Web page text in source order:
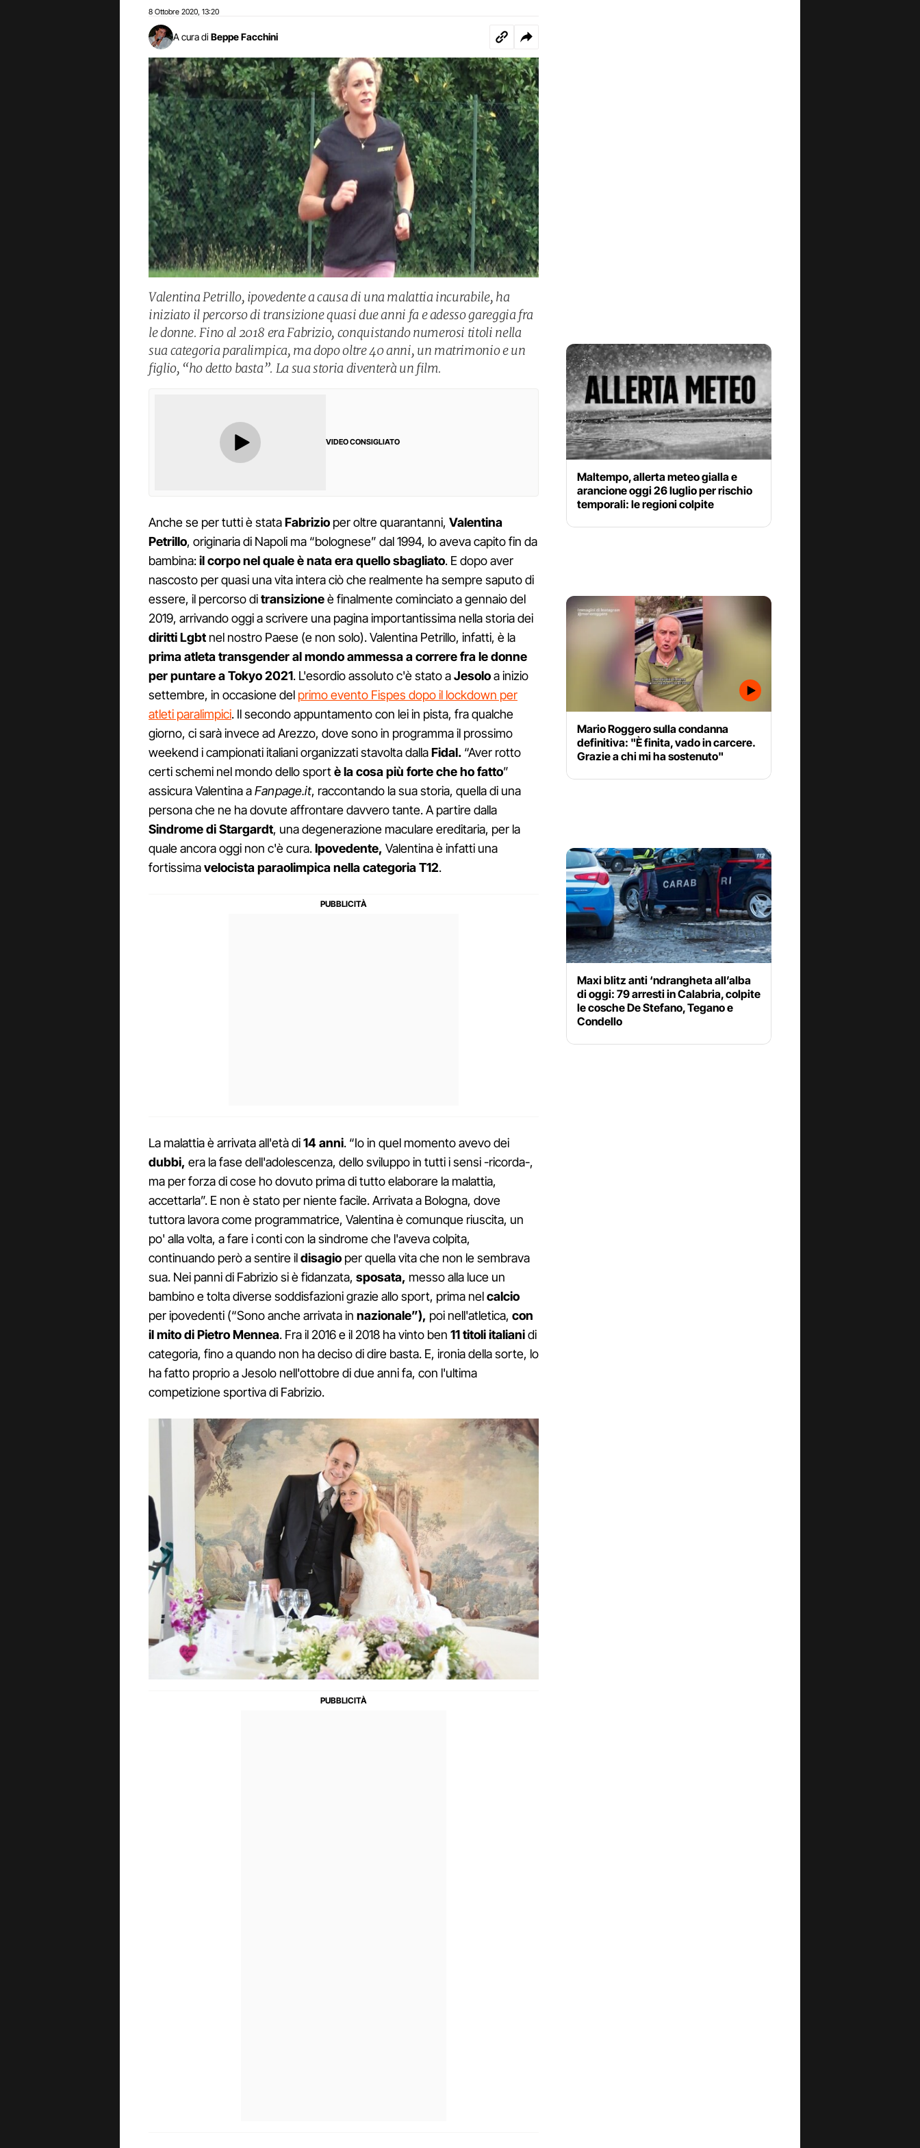
8 Ottobre 2020 13:20
A cura di Beppe Facchini
Valentina Petrillo, ipovedente a causa di una malattia incurabile, ha
iniziato il percorso di transizione quasi due anni fa e adesso gareggia fra
le donne. Fino al 2018 era Fabrizio, conquistando numerosi titoli nella
sua categoria paralimpica, ma dopo oltre 40 anni, un matrimonio e un
figlio, “ho detto basta”. La sua storia diventerà un film.
VIDEO CONSIGLIATO
Anche se per tutti è stataFabrizio per oltre quarantanni, Valentina
Petrillo, originaria di Napoli ma “bolognese” dal 1994, lo aveva capito fin da
bambina:il corpo nel quale è nata era quello sbagliato. E dopo aver
nascosto per quasi una vita intera ciò che realmente ha sempre saputo di
essere, il percorso ditransizioneè finalmente cominciato a gennaio del
2019, arrivando oggi a scrivere una pagina importantissima nella storia dei
diritti Lgbt nel nostro Paese (e non solo). Valentina Petrillo, infatti, è la
prima atleta transgender al mondo ammessa a correre fra le donne
per puntare a Tokyo 2021. L'esordio assoluto c'è stato aJesoloa inizio
settembre, in occasione del primo evento Fispes dopo il lockdown per
atleti paralimpici. Il secondo appuntamento con lei in pista, fra qualche
giorno, ci sarà invece ad Arezzo, dove sono in programma il prossimo
weekend i campionati italiani organizzati stavolta dallaFidal. “Aver rotto
certi schemi nel mondo dello sportè la cosa più forte che ho fatto”
assicura Valentina aFanpage.it, raccontando la sua storia, quella di una
persona che ne ha dovute affrontare davvero tante. A partire dalla
Sindrome di Stargardt, una degenerazione maculare ereditaria, per la
quale ancora oggi non c'è cura.Ipovedente, Valentina è infatti una
fortissimavelocista paraolimpica nella categoria T12.
La malattia è arrivata all'età di14 anni. “Io in quel momento avevo dei
dubbi, era la fase dell'adolescenza, dello sviluppo in tutti i sensi -ricorda-,
ma per forza di cose ho dovuto prima di tutto elaborare la malattia,
accettarla”. E non è stato per niente facile. Arrivata a Bologna, dove
tuttora lavora come programmatrice, Valentina è comunque riuscita, un
po' alla volta, a fare i conti con la sindrome che l'aveva colpita,
continuando però a sentire ildisagio per quella vita che non le sembrava
sua. Nei panni di Fabrizio si è fidanzata, sposata, messo alla luce un
bambino e tolta diverse soddisfazioni grazie allo sport, prima nelcalcio
per ipovedenti (“Sono anche arrivata in nazionale”), poi nell'atletica, con
il mito di Pietro Mennea. Fra il 2016 e il 2018 ha vinto ben 11 titoli italianidi
categoria, fino a quando non ha deciso di dire basta. E, ironia della sorte, lo
ha fatto proprio a Jesolo nell'ottobre di due anni fa, con l'ultima
competizione sportiva di Fabrizio.
Maltempo, allerta meteo gialla e
arancione oggi 26 luglio per rischio
temporali: le regioni colpite
Mario Roggero sulla condanna
definitiva: "È finita, vado in carcere.
Grazie a chi mi ha sostenuto"
Maxi blitz anti ‘ndrangheta all’alba
di oggi: 79 arresti in Calabria, colpite
le cosche De Stefano, Tegano e
Condello